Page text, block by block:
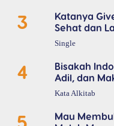
3
Katanya
Sehat dan
Single
4
Bisakah
Adil, dan
Kata Alkitab
5
Mau